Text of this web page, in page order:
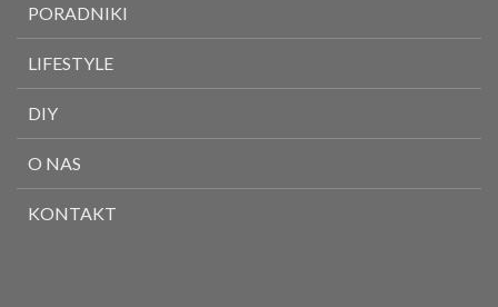
PORADNIKI
LIFESTYLE
DIY
O NAS
KONTAKT